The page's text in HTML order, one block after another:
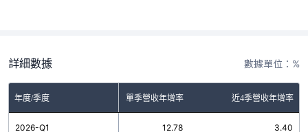
詳細數據 數據單位：%
年度/季度 單季營收年增率 近4季營收年增率
2026-Q1 12.78 3.40